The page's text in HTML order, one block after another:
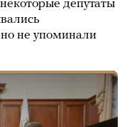
депутаты
не упоминали